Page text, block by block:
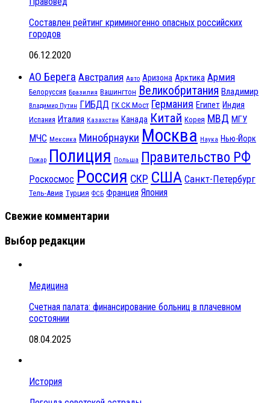
Составлен рейтинг криминогенно опасных российских
городов
06.12.2020
АО Берега Австралия Авто Аризона Арктика Армия
Белоруссия Бразилия Вашингтон Великобритания Владимир
Владимир Путин ГИБДД ГК СК Мост Германия Египет Индия
Испания Италия Казахстан Канада Китай Корея МВД МГУ
МЧС Мексика Минобрнауки Москва Наука Нью-Йорк
Пожар Полиция Польша Правительство РФ
Роскосмос Россия СКР США Санкт-Петербург
Тель-Авив Турция ФСБ Франция Япония
Свежие комментарии
Выбор редакции
Медицина
Счетная палата: финансирование больниц в плачевном
состоянии
08.04.2025
История